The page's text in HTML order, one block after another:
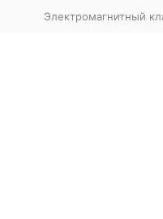
Электромагнитный